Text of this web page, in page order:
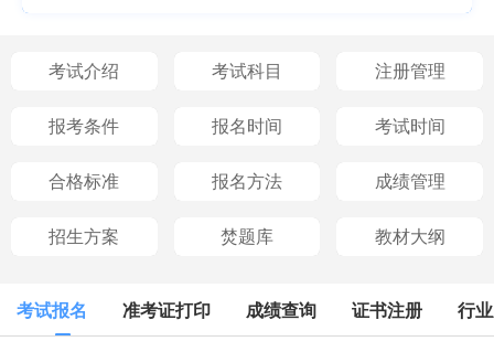
考试介绍 考试科目 注册管理
报考条件 报名时间 考试时间
合格标准 报名方法 成绩管理
招生方案 焚题库 教材大纲
考试报名 准考证打印 成绩查询 证书注册 行